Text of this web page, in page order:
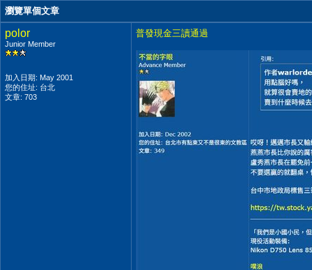
瀏覽單個文章
polor
Junior Member
加入日期: May 2001
您的住址: 台北
文章: 703
普發現金三讀通過